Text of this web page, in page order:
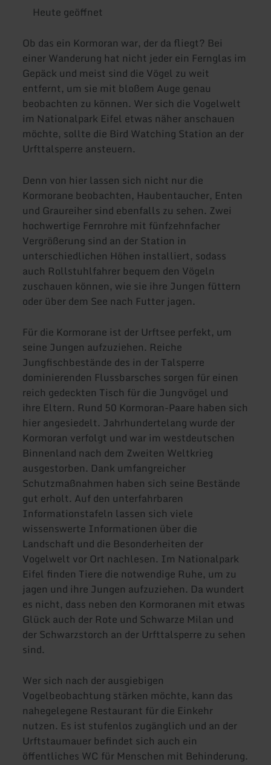
Heute geöffnet
Ob das ein Kormoran war, der da fliegt? Bei
einer Wanderung hat nicht jeder ein Fernglas im
Gepäck und meist sind die Vögel zu weit
entfernt, um sie mit bloßem Auge genau
beobachten zu können. Wer sich die Vogelwelt
im Nationalpark Eifel etwas näher anschauen
möchte, sollte die Bird Watching Station an der
Urfttalsperre ansteuern.
Denn von hier lassen sich nicht nur die
Kormorane beobachten, Haubentaucher, Enten
und Graureiher sind ebenfalls zu sehen. Zwei
hochwertige Fernrohre mit fünfzehnfacher
Vergrößerung sind an der Station in
unterschiedlichen Höhen installiert, sodass
auch Rollstuhlfahrer bequem den Vögeln
zuschauen können, wie sie ihre Jungen füttern
oder über dem See nach Futter jagen.
Für die Kormorane ist der Urftsee perfekt, um
seine Jungen aufzuziehen. Reiche
Jungfischbestände des in der Talsperre
dominierenden Flussbarsches sorgen für einen
reich gedeckten Tisch für die Jungvögel und
ihre Eltern. Rund 50 Kormoran-Paare haben sich
hier angesiedelt. Jahrhundertelang wurde der
Kormoran verfolgt und war im westdeutschen
Binnenland nach dem Zweiten Weltkrieg
ausgestorben. Dank umfangreicher
Schutzmaßnahmen haben sich seine Bestände
gut erholt. Auf den unterfahrbaren
Informationstafeln lassen sich viele
wissenswerte Informationen über die
Landschaft und die Besonderheiten der
Vogelwelt vor Ort nachlesen. Im Nationalpark
Eifel finden Tiere die notwendige Ruhe, um zu
jagen und ihre Jungen aufzuziehen. Da wundert
es nicht, dass neben den Kormoranen mit etwas
Glück auch der Rote und Schwarze Milan und
der Schwarzstorch an der Urfttalsperre zu sehen
sind.
Wer sich nach der ausgiebigen
Vogelbeobachtung stärken möchte, kann das
nahegelegene Restaurant für die Einkehr
nutzen. Es ist stufenlos zugänglich und an der
Urftstaumauer befindet sich auch ein
öffentliches WC für Menschen mit Behinderung.